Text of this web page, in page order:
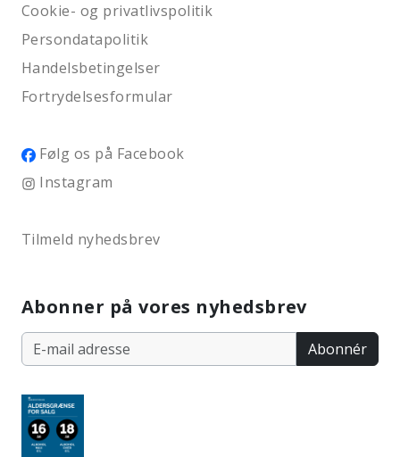
Cookie- og privatlivspolitik
Persondatapolitik
Handelsbetingelser
Fortrydelsesformular
Følg os på Facebook
Instagram
Tilmeld nyhedsbrev
Abonner på vores nyhedsbrev
Abonnér